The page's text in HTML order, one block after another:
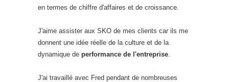
en termes de chiffre d'affaires et de croissance.
J'aime assister aux SKO de mes clients car ils me
donnent une idée réelle de la culture et de la
dynamique de performance de l'entreprise.
J'ai travaillé avec Fred pendant de nombreuses